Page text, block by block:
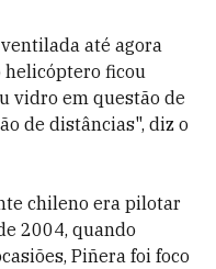
até agora
helicóptero ficou
vidro em questão de
de distâncias", diz o
chileno era pilotar
2004, quando
Piñera foi foco